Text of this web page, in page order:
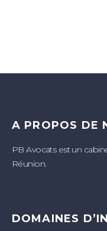
A PROPOS DE
PB Avocats est un
Réunion.
DOMAINES